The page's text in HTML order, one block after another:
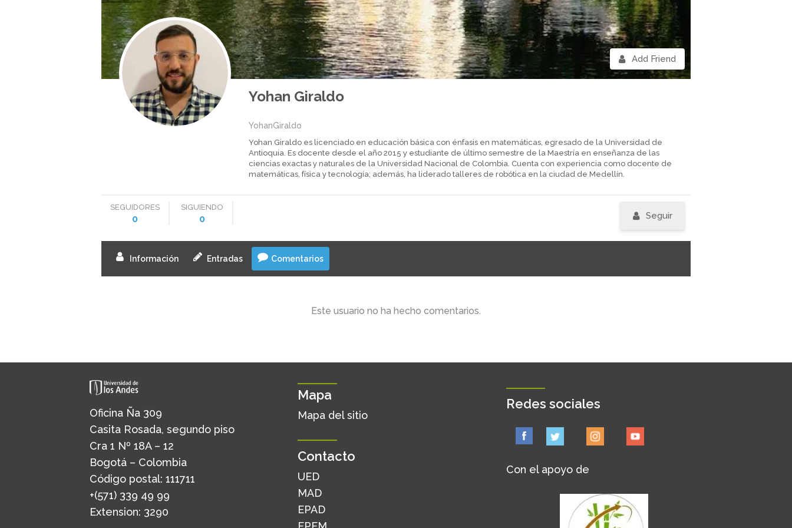
Add Friend
Yohan Giraldo
YohanGiraldo
Yohan Giraldo es licenciado en educación básica con énfasis en matemáticas, egresado de la Universidad de
Antioquia. Es docente desde el año 2015 y estudiante de último semestre de la Maestría en enseñanza de las
ciencias exactas y naturales de la Universidad Nacional de Colombia. Cuenta con experiencia como docente de
matemáticas, física y tecnología; además, ha liderado talleres de robótica en la ciudad de Medellín.
SEGUIDORES
0
SIGUIENDO
0 Seguir
Información Entradas Comentarios
Este usuario no ha hecho comentarios.
Oficina Ña 309
Casita Rosada, segundo piso
Cra 1 Nº 18A – 12
Bogotá – Colombia
Código postal: 111711
+(571) 339 49 99
Extension: 3290
Mapa
Mapa del sitio
Contacto
UED
MAD
EPAD
Redes sociales
Con el apoyo de